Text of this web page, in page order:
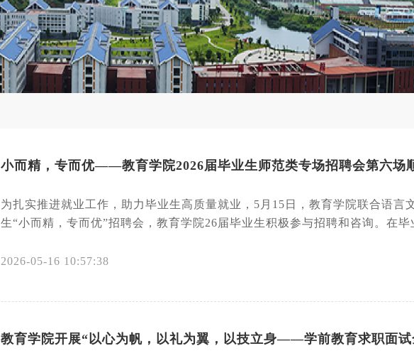
小而精，专而优——教育学院2026届毕业生师范类专场招聘会第六场
为扎实推进就业工作，助力毕业生高质量就业，5月15日，教育学院联合语
生“小而精，专而优”招聘会，教育学院26届毕业生积极参与招聘和咨询。在毕
2026-05-16 10:57:38
教育学院开展“以心为帆，以礼为翼，以技立身——学前教育求职面